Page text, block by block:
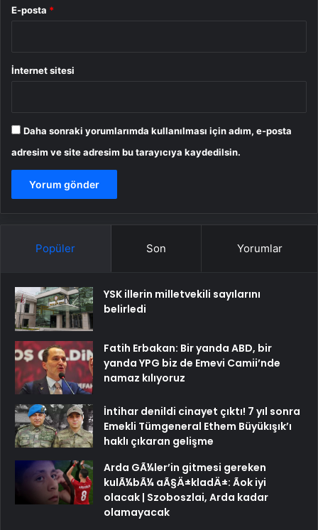
E-posta *
İnternet sitesi
Daha sonraki yorumlarımda kullanılması için adım, e-posta
adresim ve site adresim bu tarayıcıya kaydedilsin.
Popüler Son Yorumlar
YSK illerin milletvekili sayılarını
belirledi
Fatih Erbakan: Bir yanda ABD, bir
yanda YPG biz de Emevi Camii’nde
namaz kılıyoruz
İntihar denildi cinayet çıktı! 7 yıl sonra
Emekli Tümgeneral Ethem Büyükışık’ı
haklı çıkaran gelişme
Arda GÃ¼ler’in gitmesi gereken
kulÃ¼bÃ¼ aÃ§Ä±kladÄ±: Ãok iyi
olacak | Szoboszlai, Arda kadar
olamayacak